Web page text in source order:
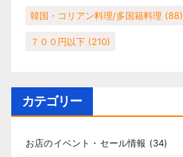
韓国・コリアン料理/多国籍料理 (88)
７００円以下 (210)
カテゴリー
お店のイベント・セール情報 (34)